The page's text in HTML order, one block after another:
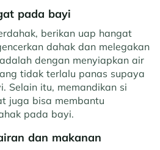
pada bayi
berikan uap hangat
dahak dan melegakan
dengan menyiapkan air
tidak terlalu panas supaya
Selain itu, memandikan si
juga bisa membantu
pada bayi​.
dan makanan